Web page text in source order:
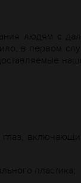
людям с
в первом
пластика;